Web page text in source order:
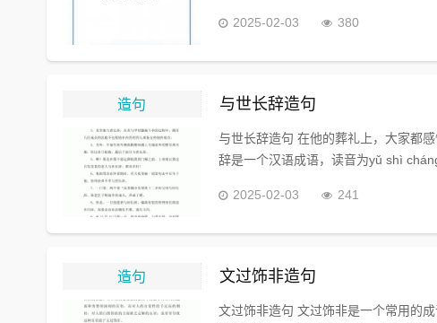
2025-02-03
380
造句 与世长辞造句
与世长辞造句 在他的葬礼上，大家都
辞是一个汉语成语，读音为yǔ shì
2025-02-03
241
造句 文过饰非造句
文过饰非造句 文过饰非是一个常用的